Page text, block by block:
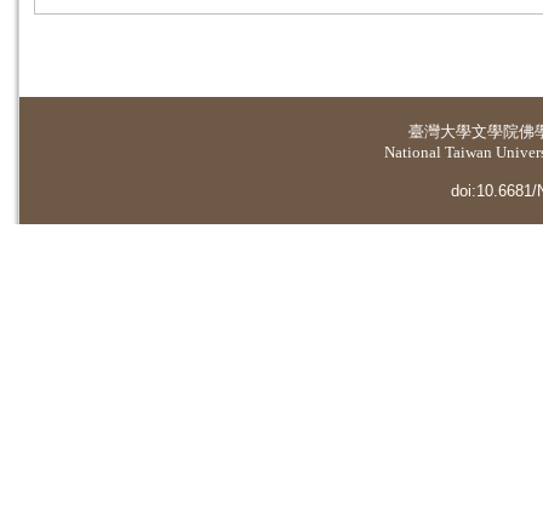
臺灣大學文學院佛
National Taiwan
doi:10.6681/